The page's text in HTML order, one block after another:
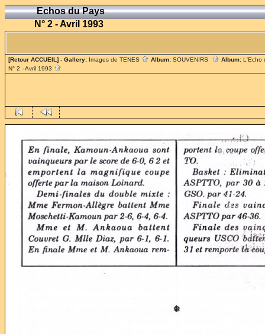
Echos du Pays
N° 2 - Avril 1993
[Retour ACCUEIL] - Gallery: Images de TENES Album: SOUVENIRS Album: L'Echo
N° 2 - Avril 1993